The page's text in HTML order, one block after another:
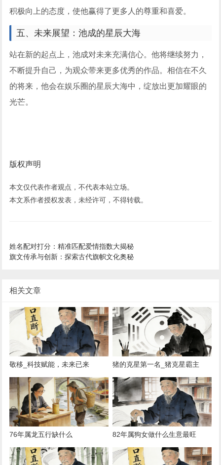
积极向上的态度，使他赢得了更多人的尊重和喜爱。
五、未来展望：池成的星辰大海
站在新的起点上，池成对未来充满信心。他将继续努力，
不断提升自己，为观众带来更多优秀的作品。相信在不久
的将来，他会在娱乐圈的星辰大海中，绽放出更加耀眼的
光芒。
版权声明
本文仅代表作者观点，不代表本站立场。
本文系作者授权发表，未经许可，不得转载。
姓名配对打分：精准匹配爱情指数大揭秘
旗文传承与创新：探索古代旗帜文化奥秘
相关文章
敬移_科技赋能，未来已来
猪的克星第一名_猪克星霸主
TOP1
76年属龙五行缺什么 82年属狗女做什么生意最旺